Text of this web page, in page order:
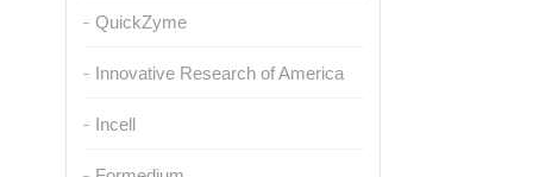
QuickZyme
Innovative Research of America
Incell